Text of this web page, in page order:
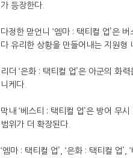
가 등장한다.
다정한 맏언니 ‘엠마 : 택티컬 업’은
다 유리한 상황을 만들어내는 지원형
리더 ‘은화 : 택티컬 업’은 아군의 화
니케다.
막내 ‘베스티 : 택티컬 업’은 방어 무
범위가 더 확장된다.
‘엠마 : 택티컬 업’, ‘은화 : 택티컬 업